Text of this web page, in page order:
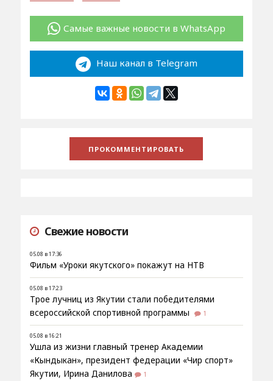
Самые важные новости в WhatsApp
Наш канал в Telegram
Свежие новости
05.08 в 17:36
Фильм «Уроки якутского» покажут на НТВ
05.08 в 17:23
Трое лучниц из Якутии стали победителями
всероссийской спортивной программы
1
05.08 в 16:21
Ушла из жизни главный тренер Академии
«Кындыкан», президент федерации «Чир спорт»
Якутии, Ирина Данилова
1